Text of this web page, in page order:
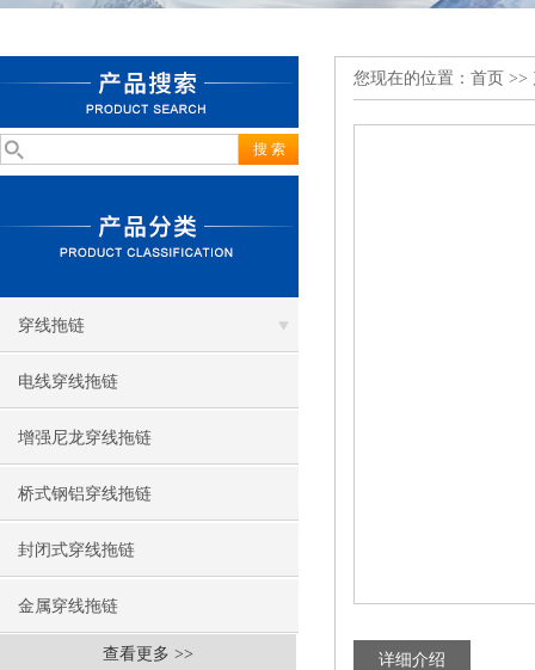
穿线拖链
电线穿线拖链
增强尼龙穿线拖链
桥式钢铝穿线拖链
封闭式穿线拖链
金属穿线拖链
查看更多 >>
您现在的位置： 首页 >>
详细介绍